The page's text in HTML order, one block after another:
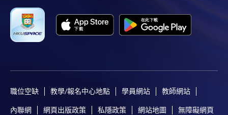
職位空缺 教學/報名中心地點 學員網站 教師網站
內聯網 網頁出版政策 私隱政策 網站地圖 無障礙網頁